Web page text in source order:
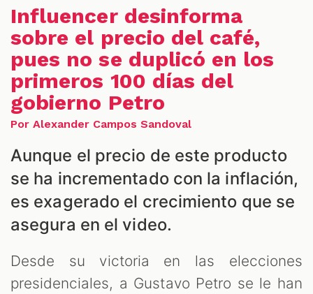
Influencer desinforma
sobre el precio del café,
pues no se duplicó en los
primeros 100 días del
gobierno Petro
Por Alexander Campos Sandoval
Aunque el precio de este producto
se ha incrementado con la inflación,
es exagerado el crecimiento que se
asegura en el video.
Desde su victoria en las elecciones
presidenciales, a Gustavo Petro se le han